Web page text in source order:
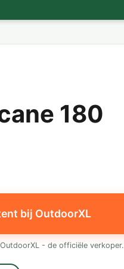
180
bij OutdoorXL
- de officiële verkoper.